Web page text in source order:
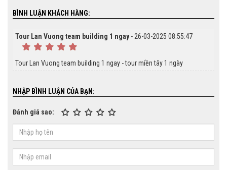
BÌNH LUẬN KHÁCH HÀNG:
Tour Lan Vuong team building 1 ngay- 26-03-2025 08:55:47
Tour Lan Vuong team building 1 ngay - tour miền tây 1 ngày
NHẬP BÌNH LUẬN CỦA BẠN:
Đánh giá sao: